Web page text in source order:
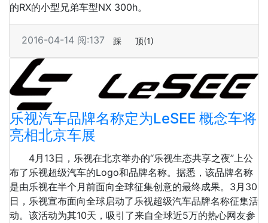
的RX的小型兄弟车型NX 300h。
2016-04-14 阅:137 踩 顶(1)
乐视汽车品牌名称定为LeSEE 概念车将
亮相北京车展
4月13日，乐视在北京举办的“乐视生态共享之夜”上公
布了乐视超级汽车的Logo和品牌名称。据悉，该品牌名称
是由乐视在半个月前面向全球征集创意的最终成果。3月30
日，乐视宣布面向全球启动了乐视超级汽车品牌名称征集活
动。该活动为其10天，吸引了来自全球近5万的热心网友参